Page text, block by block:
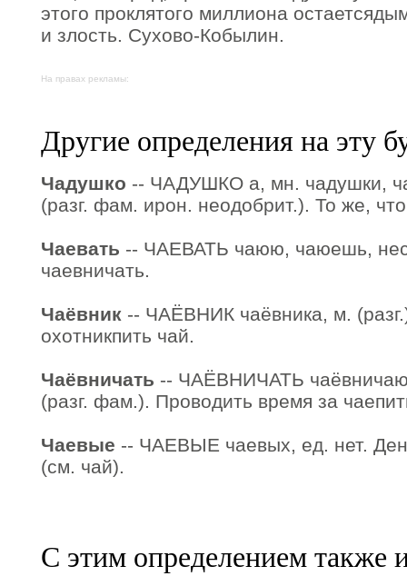
этого проклятого миллиона
и злость. Сухово-Кобылин.
На правах рекламы:
Другие определения на эту
Чадушко -- ЧАДУШКО а, мн. чадушки,
(разг. фам. ирон. неодобрит.). То же,
Чаевать -- ЧАЕВАТЬ чаюю, чаюешь,
чаевничать.
Чаёвник -- ЧАЁВНИК чаёвника, м.
охотникпить чай.
Чаёвничать -- ЧАЁВНИЧАТЬ
(разг. фам.). Проводить время за
Чаевые -- ЧАЕВЫЕ чаевых, ед. нет.
(см. чай).
С этим определением также